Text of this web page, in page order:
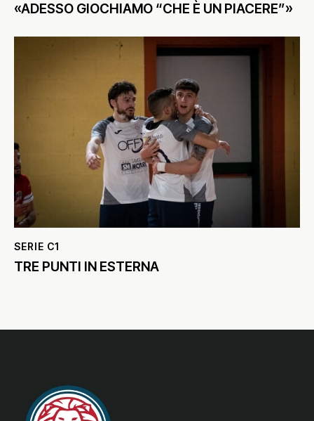
«ADESSO GIOCHIAMO “CHE È UN PIACERE”»
SERIE C1
TRE PUNTI IN ESTERNA